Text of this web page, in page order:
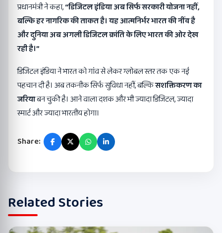
प्रधानमंत्री ने कहा,“डिजिटल इंडिया अब सिर्फ सरकारी योजना नहीं,
बल्कि हर नागरिक की ताकत है। यह आत्मनिर्भर भारत की नींव है
और दुनिया अब अगली डिजिटल क्रांति के लिए भारत की ओर देख
रही है।”
डिजिटल इंडिया ने भारत को गांव से लेकर ग्लोबल स्तर तक एक नई
पहचान दी है। अब तकनीक सिर्फ सुविधा नहीं, बल्किसशक्तिकरण का
जरियाबन चुकी है। आने वाला दशक और भी ज्यादा डिजिटल, ज्यादा
स्मार्ट और ज्यादा भारतीय होगा।
Share:
Related Stories